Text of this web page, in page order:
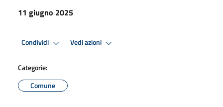
11 giugno 2025
Condividi Vedi azioni
Categorie:
Comune